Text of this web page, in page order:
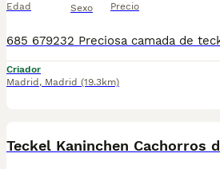
Edad Sexo Precio
Criador
Madrid , Madrid (19.3km)
Teckel Kaninchen Cachorros